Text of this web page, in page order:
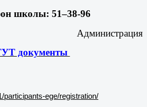
школы: 51–38-96
Администрация
документы
participants-ege/registration/